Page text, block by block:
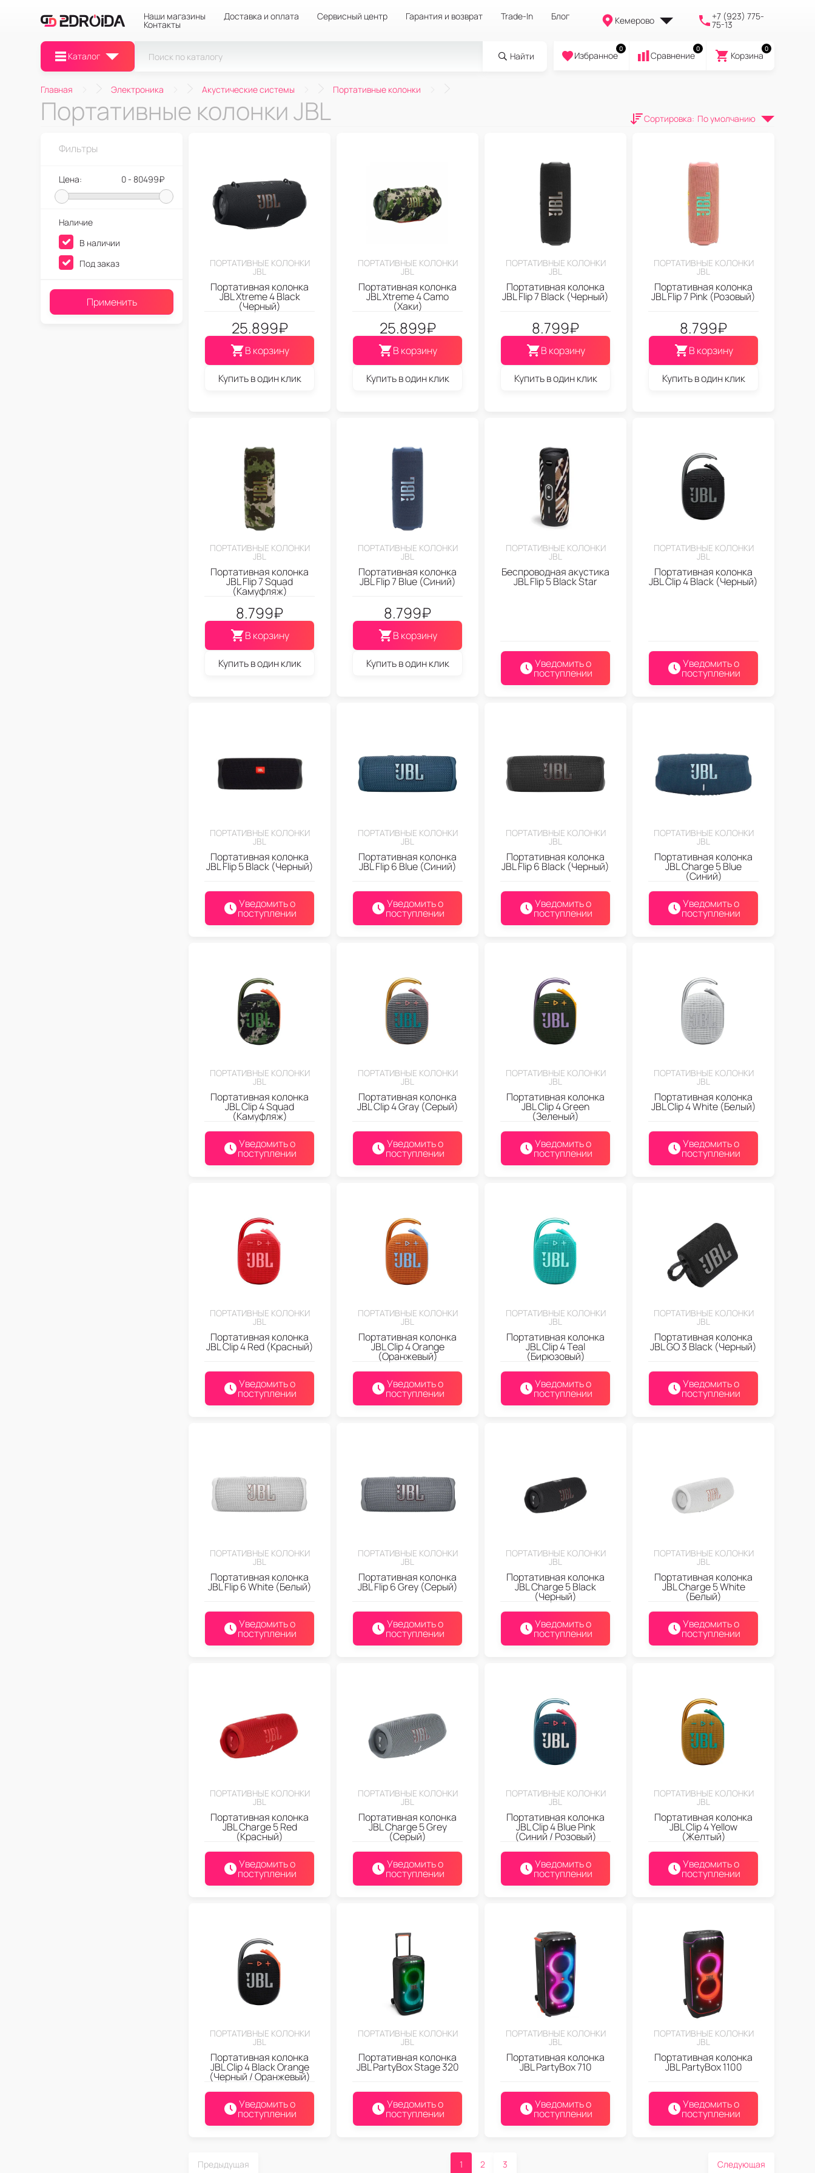
Наши магазины Доставка и оплата Сервисный центр Гарантия и возврат Trade-In Блог
Контакты Кемерово +7 (923) 775-
75-13
Каталог Найти
0
Избранное
0
Cравнение
0
Корзина
Главная Электроника Акустические системы Портативные колонки
Портативные колонки JBL Сортировка: По умолчанию
ПОРТАТИВНЫЕ КОЛОНКИ
JBL
Портативная колонка
JBL Xtreme 4 Black
(Черный)
25.899₽
В корзину
Купить в один клик
ПОРТАТИВНЫЕ КОЛОНКИ
JBL
Портативная колонка
JBL Xtreme 4 Camo
(Хаки)
25.899₽
В корзину
Купить в один клик
ПОРТАТИВНЫЕ КОЛОНКИ
JBL
Портативная колонка
JBL Flip 7 Black (Черный)
8.799₽
В корзину
Купить в один клик
ПОРТАТИВНЫЕ КОЛОНКИ
JBL
Портативная колонка
JBL Flip 7 Pink (Розовый)
8.799₽
В корзину
Купить в один клик
ПОРТАТИВНЫЕ КОЛОНКИ
JBL
Портативная колонка
JBL Flip 7 Squad
(Камуфляж)
8.799₽
В корзину
Купить в один клик
ПОРТАТИВНЫЕ КОЛОНКИ
JBL
Портативная колонка
JBL Flip 7 Blue (Синий)
8.799₽
В корзину
Купить в один клик
ПОРТАТИВНЫЕ КОЛОНКИ
JBL
Беспроводная акустика
JBL Flip 5 Black Star
Уведомить о
поступлении
ПОРТАТИВНЫЕ КОЛОНКИ
JBL
Портативная колонка
JBL Clip 4 Black (Черный)
Уведомить о
поступлении
ПОРТАТИВНЫЕ КОЛОНКИ
JBL
Портативная колонка
JBL Flip 5 Black (Черный)
Уведомить о
поступлении
ПОРТАТИВНЫЕ КОЛОНКИ
JBL
Портативная колонка
JBL Flip 6 Blue (Синий)
Уведомить о
поступлении
ПОРТАТИВНЫЕ КОЛОНКИ
JBL
Портативная колонка
JBL Flip 6 Black (Черный)
Уведомить о
поступлении
ПОРТАТИВНЫЕ КОЛОНКИ
JBL
Портативная колонка
JBL Charge 5 Blue
(Синий)
Уведомить о
поступлении
ПОРТАТИВНЫЕ КОЛОНКИ
JBL
Портативная колонка
JBL Clip 4 Squad
(Камуфляж)
Уведомить о
поступлении
ПОРТАТИВНЫЕ КОЛОНКИ
JBL
Портативная колонка
JBL Clip 4 Gray (Серый)
Уведомить о
поступлении
ПОРТАТИВНЫЕ КОЛОНКИ
JBL
Портативная колонка
JBL Clip 4 Green
(Зеленый)
Уведомить о
поступлении
ПОРТАТИВНЫЕ КОЛОНКИ
JBL
Портативная колонка
JBL Clip 4 White (Белый)
Уведомить о
поступлении
ПОРТАТИВНЫЕ КОЛОНКИ
JBL
Портативная колонка
JBL Clip 4 Red (Красный)
Уведомить о
поступлении
ПОРТАТИВНЫЕ КОЛОНКИ
JBL
Портативная колонка
JBL Clip 4 Orange
(Оранжевый)
Уведомить о
поступлении
ПОРТАТИВНЫЕ КОЛОНКИ
JBL
Портативная колонка
JBL Clip 4 Teal
(Бирюзовый)
Уведомить о
поступлении
ПОРТАТИВНЫЕ КОЛОНКИ
JBL
Портативная колонка
JBL GO 3 Black (Черный)
Уведомить о
поступлении
ПОРТАТИВНЫЕ КОЛОНКИ
JBL
Портативная колонка
JBL Flip 6 White (Белый)
Уведомить о
поступлении
ПОРТАТИВНЫЕ КОЛОНКИ
JBL
Портативная колонка
JBL Flip 6 Grey (Серый)
Уведомить о
поступлении
ПОРТАТИВНЫЕ КОЛОНКИ
JBL
Портативная колонка
JBL Charge 5 Black
(Черный)
Уведомить о
поступлении
ПОРТАТИВНЫЕ КОЛОНКИ
JBL
Портативная колонка
JBL Charge 5 White
(Белый)
Уведомить о
поступлении
ПОРТАТИВНЫЕ КОЛОНКИ
JBL
Портативная колонка
JBL Charge 5 Red
(Красный)
Уведомить о
поступлении
ПОРТАТИВНЫЕ КОЛОНКИ
JBL
Портативная колонка
JBL Charge 5 Grey
(Серый)
Уведомить о
поступлении
ПОРТАТИВНЫЕ КОЛОНКИ
JBL
Портативная колонка
JBL Clip 4 Blue Pink
(Синий / Розовый)
Уведомить о
поступлении
ПОРТАТИВНЫЕ КОЛОНКИ
JBL
Портативная колонка
JBL Clip 4 Yellow
(Желтый)
Уведомить о
поступлении
ПОРТАТИВНЫЕ КОЛОНКИ
JBL
Портативная колонка
JBL Clip 4 Black Orange
(Черный / Оранжевый)
Уведомить о
поступлении
ПОРТАТИВНЫЕ КОЛОНКИ
JBL
Портативная колонка
JBL PartyBox Stage 320
Уведомить о
поступлении
ПОРТАТИВНЫЕ КОЛОНКИ
JBL
Портативная колонка
JBL PartyBox 710
Уведомить о
поступлении
ПОРТАТИВНЫЕ КОЛОНКИ
JBL
Портативная колонка
JBL PartyBox 1100
Уведомить о
поступлении
Предыдущая 1 2 3 Следующая
Фильтры
Цена: 0 - 80499₽
Наличие
В наличии
Под заказ
Применить